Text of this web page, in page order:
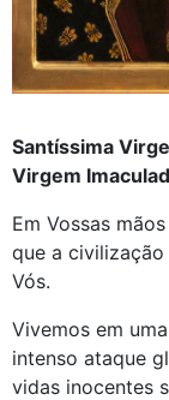
Santíssima
Virgem
Em Vossas
que a
Vós.
Vivemos em
intenso ataque
vidas inocentes